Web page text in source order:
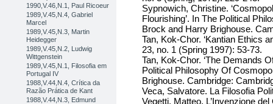
1990,V.46,N.1, Paul Ricoeur
1989,V.45,N.4, Gabriel
Marcel
1989,V.45,N.3, Martin
Heidegger
1989,V.45,N.2, Ludwig
Wittgenstein
1989,V.45,N.1, Filosofia em
Portugal IV
1988,V.44,N.4, Crítica da
Razão Prática de Kant
1988,V.44,N.3, Edmund
Sypnowich, Christine.
Flourishing’. In The Political
Brock and Harry Brighouse.
Tan, Kok-Chor. ‘Kantian Ethics
23, no. 1 (Spring 1997): 53-73.
Tan, Kok-Chor. ‘The Demands
Political Philosophy Of
Brighouse. Cambridge:
Veca, Salvatore. La Filosofia
Vegetti, Matteo. L’Invenzione